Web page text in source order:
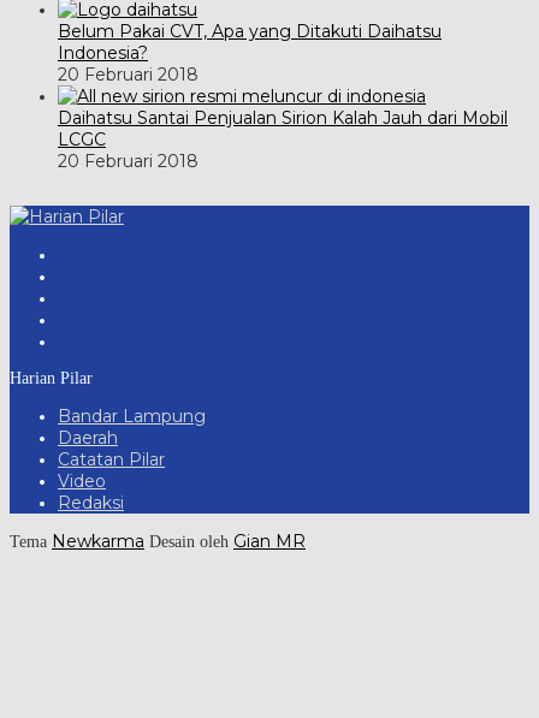
Belum Pakai CVT, Apa yang Ditakuti Daihatsu
Indonesia?
20 Februari 2018
Daihatsu Santai Penjualan Sirion Kalah Jauh dari Mobil
LCGC
20 Februari 2018
Harian Pilar
Bandar Lampung
Daerah
Catatan Pilar
Video
Redaksi
Tema Newkarma Desain oleh Gian MR